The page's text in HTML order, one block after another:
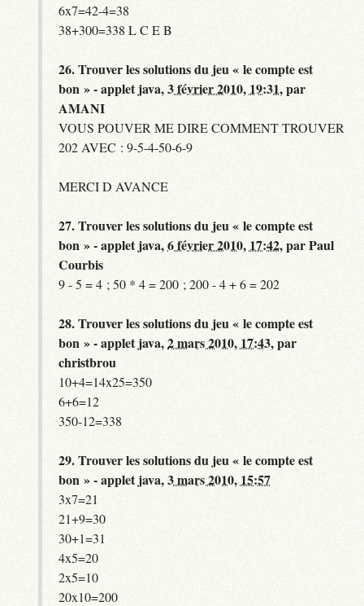
6x7=42-4=38
38+300=338 L C E B
26.Trouver les solutions du jeu « le compte est
bon » - applet java,3 février 2010, 19:31,par
AMANI
VOUS POUVER ME DIRE COMMENT TROUVER
202 AVEC : 9-5-4-50-6-9
MERCI D AVANCE
27.Trouver les solutions du jeu « le compte est
bon » - applet java,6 février 2010, 17:42,parPaul
Courbis
9 - 5 = 4 ; 50 * 4 = 200 ; 200 - 4 + 6 = 202
28.Trouver les solutions du jeu « le compte est
bon » - applet java,2 mars 2010, 17:43,par
christbrou
10+4=14x25=350
6+6=12
350-12=338
29.Trouver les solutions du jeu « le compte est
bon » - applet java,3 mars 2010, 15:57
3x7=21
21+9=30
30+1=31
4x5=20
2x5=10
20x10=200